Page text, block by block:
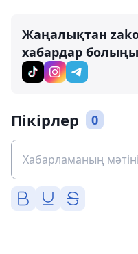
Жаңалықтан
хабардар
Пікірлер 0